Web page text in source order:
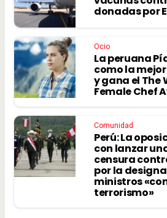
donadas por
Ocio
La peruana
como la
y gana el The
Female Chef
Comunidad
Perú: La
con lanzar
censura
por la
ministros
terrorismo»